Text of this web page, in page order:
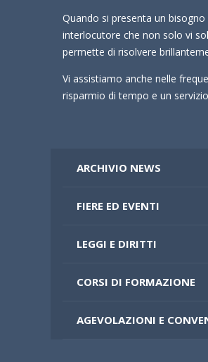
Quando si presenta un
interlocutore che non solo vi
permette di risolvere
Vi assistiamo anche nelle
risparmio di tempo e un
ARCHIVIO NEWS
FIERE ED EVENTI
LEGGI E DIRITTI
CORSI DI FORMAZIONE
AGEVOLAZIONI E